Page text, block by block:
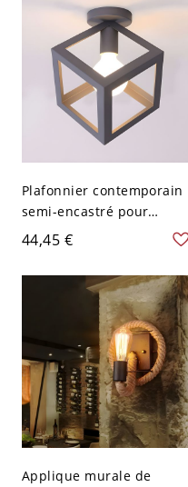
Plafonnier contemporain
semi-encastré pour
chambre carrée en métal
gris avec 1 ampoule
44,45 €
Applique murale de